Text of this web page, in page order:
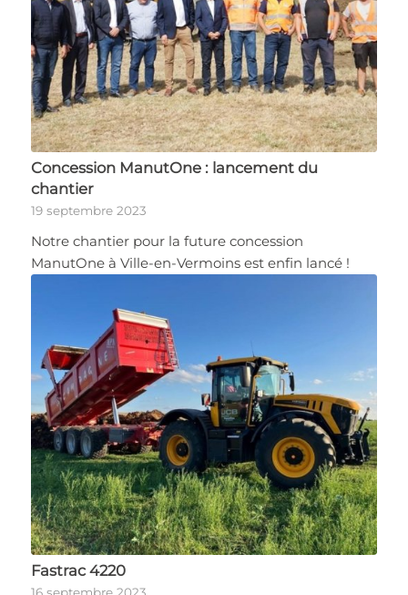
Concession ManutOne : lancement du
chantier
19 septembre 2023
Notre chantier pour la future concession
ManutOne à Ville-en-Vermoins est enfin lancé !
Fastrac 4220